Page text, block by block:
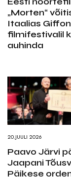
„Morten“
Itaalias
filmifestivalil
auhinda
20.JUULI 2026
Paavo Järvi
Jaapani
Päikese